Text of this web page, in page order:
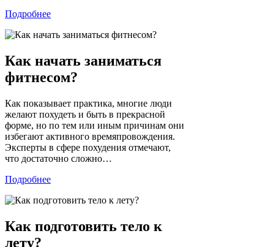
Подробнее
Как начать заниматься
фитнесом?
Как показывает практика, многие люди
желают похудеть и быть в прекрасной
форме, но по тем или иным причинам они
избегают активного времяпровождения.
Эксперты в сфере похудения отмечают,
что достаточно сложно…
Подробнее
Как подготовить тело к
лету?